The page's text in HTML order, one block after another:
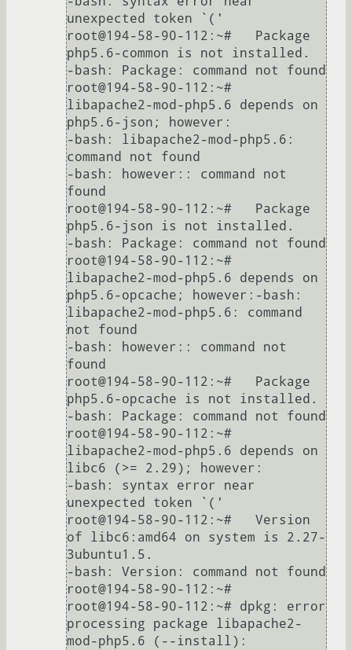
unexpected token `('
root@194-58-90-112:~#   Package
php5.6-common is not installed.
-bash: Package: command not found
root@194-58-90-112:~#
libapache2-mod-php5.6 depends on
php5.6-json; however:
-bash: libapache2-mod-php5.6:
command not found
-bash: however:: command not
found
root@194-58-90-112:~#   Package
php5.6-json is not installed.
-bash: Package: command not found
root@194-58-90-112:~#
libapache2-mod-php5.6 depends on
php5.6-opcache; however:-bash:
libapache2-mod-php5.6: command
not found
-bash: however:: command not
found
root@194-58-90-112:~#   Package
php5.6-opcache is not installed.
-bash: Package: command not found
root@194-58-90-112:~#
libapache2-mod-php5.6 depends on
libc6 (>= 2.29); however:
-bash: syntax error near
unexpected token `('
root@194-58-90-112:~#   Version
of libc6:amd64 on system is 2.27-
3ubuntu1.5.
-bash: Version: command not found
root@194-58-90-112:~#
root@194-58-90-112:~# dpkg: error
processing package libapache2-
mod-php5.6 (--install):